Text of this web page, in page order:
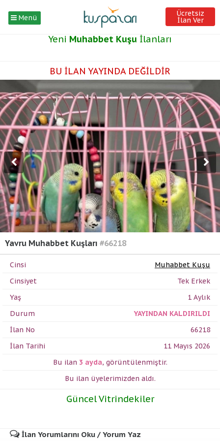
Menü Ücretsiz
İlan Ver
Yeni Muhabbet Kuşu İlanları
BU İLAN YAYINDA DEĞİLDİR
Yavru Muhabbet Kuşları #66218
Cinsi
Muhabbet Kuşu
Cinsiyet
Tek Erkek
Yaş
1 Aylık
Durum
YAYINDAN KALDIRILDI
İlan No
66218
İlan Tarihi
11 Mayıs 2026
Bu ilan 3 ayda, görüntülenmiştir.
Bu ilan üyelerimizden aldı.
Güncel Vitrindekiler
İlan Yorumlarını Oku / Yorum Yaz